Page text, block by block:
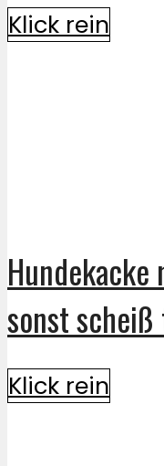
Klick rein
sonst
Klick rein